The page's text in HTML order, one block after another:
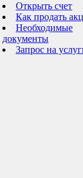
Открыть счет
Как продать
Необходимые
документы
Запрос на